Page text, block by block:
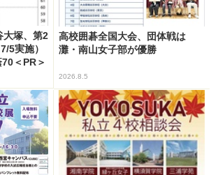
大塚、第2
5実施）
＜PR＞
高校囲碁全国大会、団体戦は
灘・南山女子部が優勝
2026.8.5